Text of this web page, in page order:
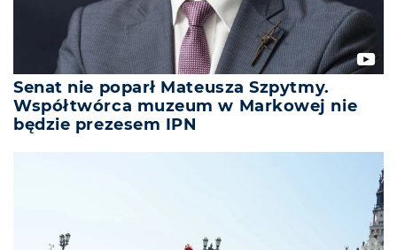
Senat nie poparł Mateusza Szpytmy.
Współtwórca muzeum w Markowej nie
będzie prezesem IPN